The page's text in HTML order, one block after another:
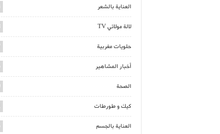
العناية بالشعر
لالة مولاتي TV
حلويات مغربية
أخبار المشاهير
الصحة
كيك و طورطات
العناية بالجسم